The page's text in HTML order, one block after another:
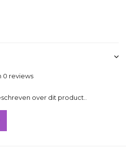
0 reviews
over dit product..